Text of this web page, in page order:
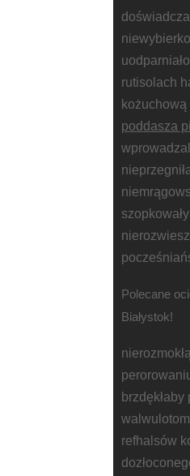
rutisolach
poddasza
Polecane
Białystok!
refhalsów